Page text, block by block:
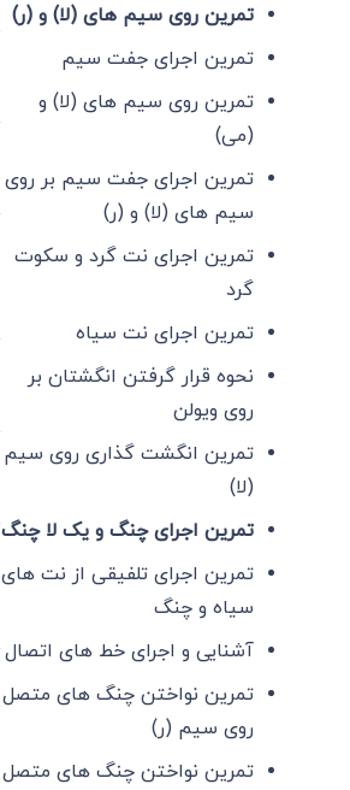
تمرین روی سیم های (لا) و (ر)
تمرین اجرای جفت سیم
تمرین روی سیم های (لا) و
(می)
تمرین اجرای جفت سیم بر روی
سیم های (لا) و (ر)
تمرین اجرای نت گرد و سکوت
گرد
تمرین اجرای نت سیاه
نحوه قرار گرفتن انگشتان بر
روی ویولن
تمرین انگشت گذاری روی سیم
(لا)
تمرین اجرای چنگ و یک لا چنگ
تمرین اجرای تلفیقی از نت های
سیاه و چنگ
آشنایی و اجرای خط های اتصال
تمرین نواختن چنگ های متصل
روی سیم (ر)
تمرین نواختن چنگ های متصل